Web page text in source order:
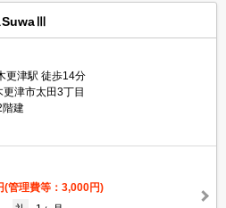
SuwaⅢ
更津駅 徒歩14分
更津市太田3丁目
階建
(管理費等：3,000円)